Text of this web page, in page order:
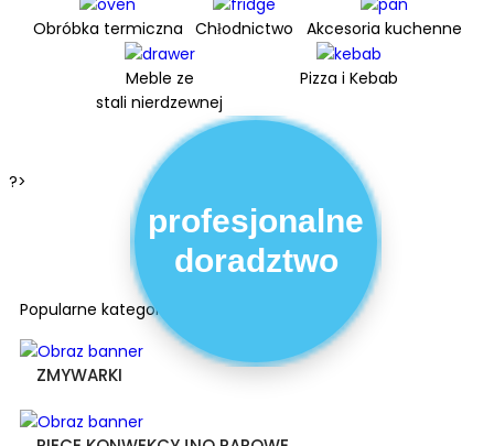
Obróbka termiczna Chłodnictwo Akcesoria kuchenne
Meble ze
stali nierdzewnej
Pizza i Kebab
?>
profesjonalne
doradztwo
Popularne kategorie
ZMYWARKI